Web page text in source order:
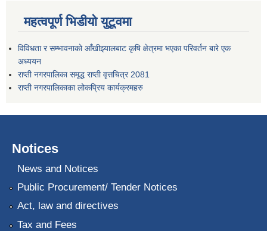
महत्वपूर्ण भिडीयो युटूवमा
विविधता र सम्भावनाको आँखीझ्यालबाट कृषि क्षेत्रमा भएका परिवर्तन बारे एक
अध्ययन
राप्ती नगरपालिका समृद्ध राप्ती वृत्तचित्र 2081
राप्ती नगरपालिकाका लोकप्रिय कार्यक्रमहरु
Notices
News and Notices
Public Procurement/ Tender Notices
Act, law and directives
Tax and Fees